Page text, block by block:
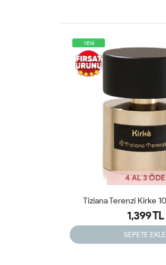
4 AL 3 ÖDE
1,399 TL
SEPETE EKLE